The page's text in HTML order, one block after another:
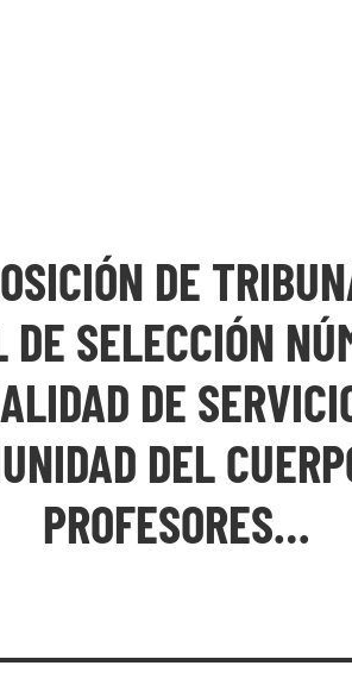
DE
SELECCIÓN
DE
DEL
PROFESORES…